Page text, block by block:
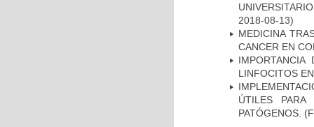
2018-08-13)
MEDICINA
CANCER EN
LINFOCITOS
ÚTILES
PATÓGENOS.